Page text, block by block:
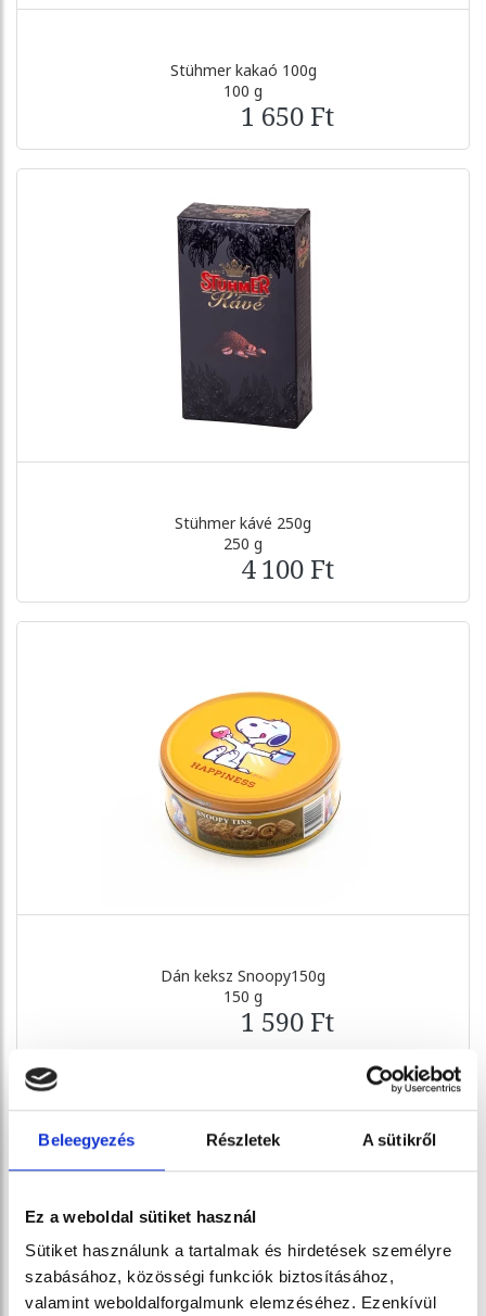
Beleegyezés Részletek A sütikről
Ez a weboldal sütiket használ
Sütiket használunk a tartalmak és hirdetések személyre
szabásához, közösségi funkciók biztosításához,
valamint weboldalforgalmunk elemzéséhez. Ezenkívül
Stühmer kakaó 100g
100 g
1 650 Ft
Stühmer kávé 250g
250 g
4 100 Ft
Dán keksz Snoopy150g
150 g
1 590 Ft